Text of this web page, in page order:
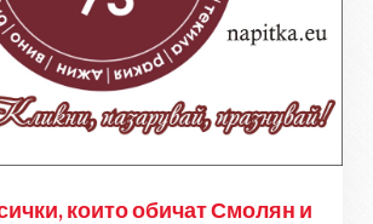
които обичат Смолян и